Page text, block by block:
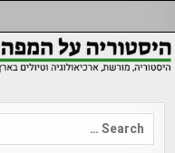
to
content
Search
for: